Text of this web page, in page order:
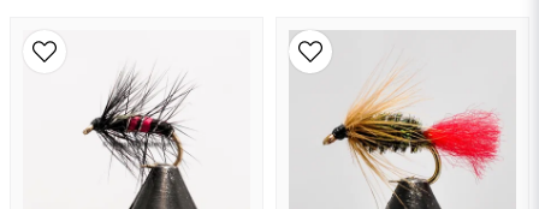
Ja, ni får publicera min fråga